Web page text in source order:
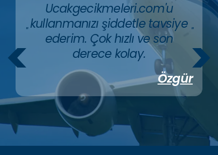
"
Ucakgecikmeleri.com'u
kullanmanızı şiddetle tavsiye
ederim. Çok hızlı ve son
derece kolay.
"
Özgür